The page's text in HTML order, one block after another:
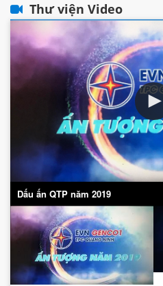
Thư viện Video
Dấu ấn QTP năm 2019